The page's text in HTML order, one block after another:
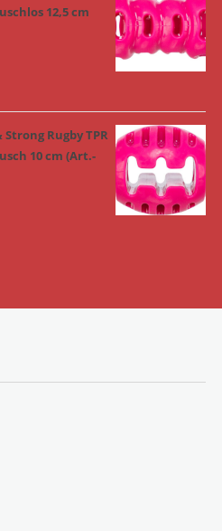
12,5 cm
Rugby TPR
10 cm (Art.-